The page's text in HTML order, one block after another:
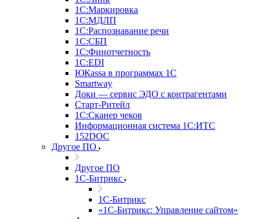
1С:Маркировка
1С:МДЛП
1С:Распознавание речи
1С:СБП
1С:Финотчетность
1С:EDI
ЮКаssа в программах 1С
Smartway
Доки — сервис ЭДО с контрагентами
Старт-Ритейл
1С:Сканер чеков
Информационная система 1С:ИТС
152DOC
Другое ПО
Другое ПО
1С-Битрикс
1С-Битрикс
«1С-Битрикс: Управление сайтом»